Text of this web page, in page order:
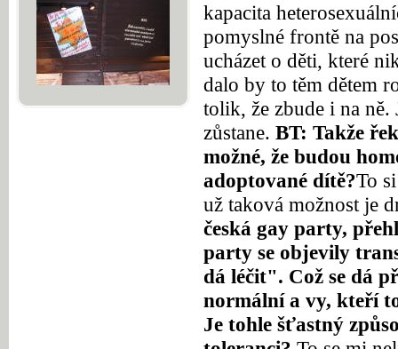
kapacita
pomyslné frontě na
ucházet o děti, které
dalo by to těm dětem
tolik, že zbude i na ně.
zůstane. BT: Takže
možné, že budou
adoptované dítě?To
už taková možnost je
česká gay party,
party se objevily
dá léčit". Což se dá
normální a vy, kteří
Je tohle šťastný